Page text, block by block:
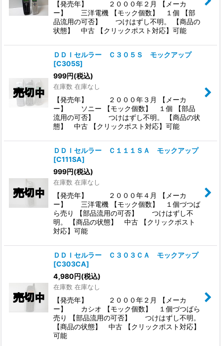
【発売年】 ２０００年２月 【メーカ
ー】 三洋電機 【モック個数】 １個 【部
品流用の可否】 つけはずし不明。 【商品の
状態】 中古 【クリックポスト対応】可能
ＤＤＩセルラー Ｃ３０５Ｓ モックアップ
[C305S]
999円(税込)
在庫数 在庫なし
【発売年】 ２０００年３月 【メーカ
ー】 ソニー 【モック個数】 １個 【部品
流用の可否】 つけはずし不明。 【商品の状
態】 中古 【クリックポスト対応】可能
ＤＤＩセルラー Ｃ１１１ＳＡ モックアップ
[C111SA]
999円(税込)
在庫数 在庫なし
【発売年】 ２０００年４月 【メーカ
ー】 三洋電機 【モック個数】 １個づつば
ら売り 【部品流用の可否】 つけはずし不
明。 【商品の状態】 中古 【クリックポスト
対応】可能
ＤＤＩセルラー Ｃ３０３ＣＡ モックアップ
[C303CA]
4,980円(税込)
在庫数 在庫なし
【発売年】 ２０００年２月 【メーカ
ー】 カシオ 【モック個数】 １個づつばら
売り 【部品流用の可否】 つけはずし不明。
【商品の状態】 中古 【クリックポスト対応】
可能